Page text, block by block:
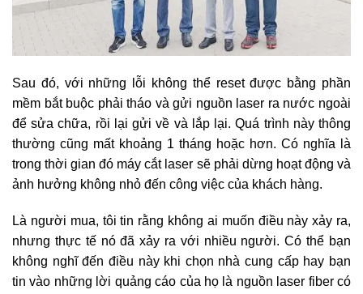
Sau đó, với những lỗi không thể reset được bằng phần
mềm bắt buộc phải tháo và gửi nguồn laser ra nước ngoài
để sửa chữa, rồi lại gửi về và lắp lại. Quá trình này thông
thường cũng mất khoảng 1 tháng hoặc hơn. Có nghĩa là
trong thời gian đó máy cắt laser sẽ phải dừng hoạt động và
ảnh hưởng không nhỏ đến công việc của khách hàng.
Là người mua, tôi tin rằng không ai muốn điều này xảy ra,
nhưng thực tế nó đã xảy ra với nhiều người. Có thể bạn
không nghĩ đến điều này khi chọn nhà cung cấp hay bạn
tin vào những lời quảng cáo của họ là nguồn laser fiber có